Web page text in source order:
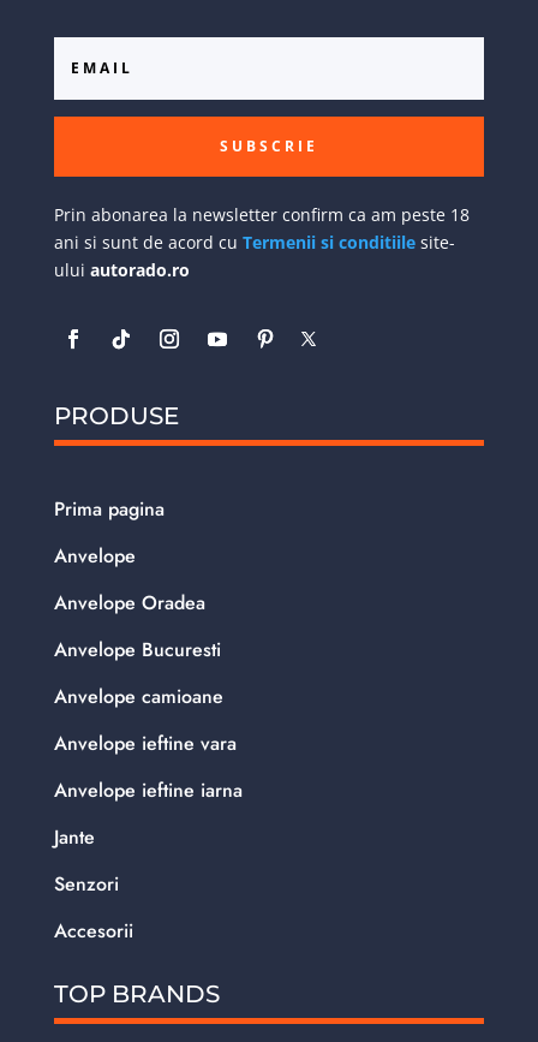
SUBSCRIE
Prin abonarea la newsletter confirm ca am peste 18
ani si sunt de acord cu Termenii si conditiilesite-
ului autorado.ro
PRODUSE
Prima pagina
Anvelope
Anvelope Oradea
Anvelope Bucuresti
Anvelope camioane
Anvelope ieftine vara
Anvelope ieftine iarna
Jante
Senzori
Accesorii
TOP BRANDS